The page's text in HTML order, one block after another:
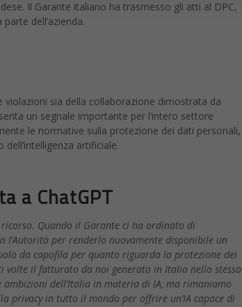
Il Garante italiano ha trasmesso gli atti al DPC,
dell’azienda.
sia della collaborazione dimostrata da
un segnale importante per l’intero settore
le normative sulla protezione dei dati personali,
artificiale.
a ChatGPT
Quando il Garante ci ha ordinato di
l’Autorità per renderlo nuovamente disponibile un
da capofila per quanto riguarda la protezione dei
volte il fatturato da noi generato in Italia nello stesso
dell’Italia in materia di IA, ma rimaniamo
privacy in tutto il mondo per offrire un’IA capace di